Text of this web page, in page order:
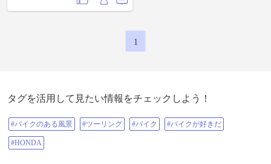
1
タグを活用して見たい情報をチェックしよう！
#バイクのある風景 #ツーリング #バイク #バイクが好きだ
#HONDA